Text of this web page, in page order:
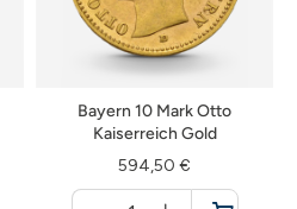
Bayern 10 Mark Otto
Kaiserreich Gold
594,50 €